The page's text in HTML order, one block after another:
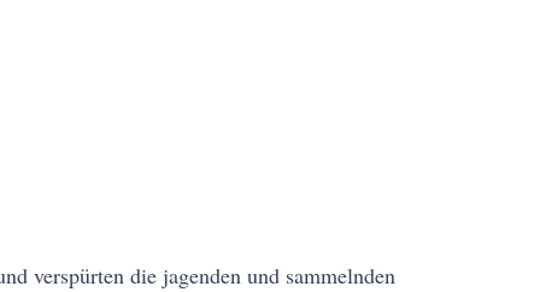
verspürten die jagenden und sammelnden